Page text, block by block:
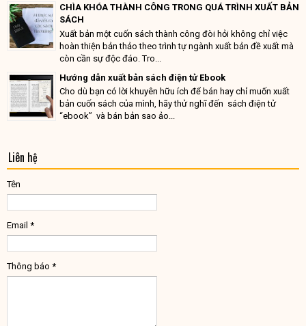
CHÌA KHÓA THÀNH CÔNG TRONG QUÁ TRÌNH XUẤT BẢN
SÁCH
Xuất bản một cuốn sách thành công đòi hỏi không chỉ việc
hoàn thiện bản thảo theo trình tự ngành xuất bản đề xuất mà
còn cần sự độc đáo. Tro...
Hướng dẫn xuất bản sách điện tử Ebook
Cho dù bạn có lời khuyên hữu ích để bán hay chỉ muốn xuất
bản cuốn sách của mình, hãy thử nghĩ đến sách điện tử
“ebook” và bán bản sao ảo...
Liên hệ
Tên
Email *
Thông báo *